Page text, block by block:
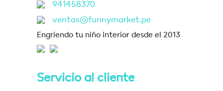
941458370
ventas@funnymarket.pe
Engriendo tu niño interior desde el 2013
Servicio al cliente